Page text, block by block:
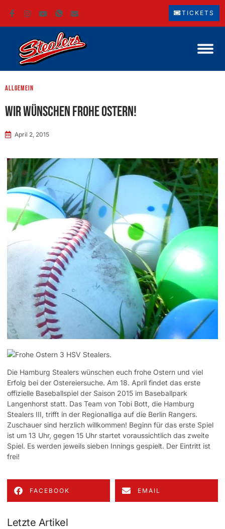
TICKETS
Allgemein
Wir wünschen frohe Ostern!
April 2, 2015
Die Hamburg Stealers wünschen euch frohe Ostern und viel
Erfolg bei der Ostereiersuche. Am 18. April findet das erste
offizielle Baseballspiel der Saison 2015 im Baseballpark
Langenhorst statt. Das Team von Tobi Bott, die Hamburg
Stealers III, trifft in der Regionalliga auf die Berlin Rangers.
Zuschauer sind herzlich willkommen! Beginn für das erste Spiel
ist um 13 Uhr, gegen 15 Uhr startet voraussichtlich das zweite
Spiel. Es werden jeweils sieben Innings gespielt. Der Eintritt ist
frei!
FACEBOOK EMAIL
Letzte Artikel